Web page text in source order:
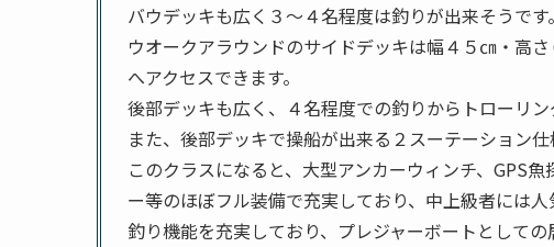
バウデッキも広く３～４名程度は釣りが出来そうです。
ウオークアラウンドのサイドデッキは幅４５㎝・高
へアクセスできます。
後部デッキも広く、４名程度での釣りからトローリン
また、後部デッキで操船が出来る２スーテーション
このクラスになると、大型アンカーウィンチ、GPS
ー等のほぼフル装備で充実しており、中上級者には
釣り機能を充実しており、プレジャーボートとして